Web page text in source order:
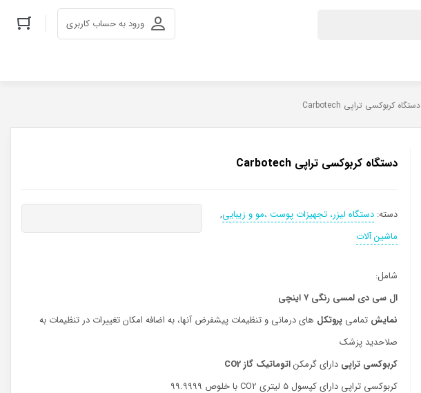
ورود به حساب کاربری
دستگاه كربوكسی تراپی Carbotech
دستگاه كربوكسی تراپی Carbotech
دسته:دستگاه لیزر، تجهیزات پوست ،مو و زیبایی,
ماشین آلات
شامل:
ال سي دي لمسی رنگي ٧ اينچي
نمایش تمامیپروتکل های درمانی و تنظیمات پیشفرض آنها، به اضافه امکان تغییرات در تنظیمات به
صلاحدید پزشک
کربوکسی تراپی دارای گرمکناتوماتیک گازCO2
کربوکسی تراپی دارای کپسول ٥ لیتری CO2 با خلوص ٩٩.٩٩٩٩